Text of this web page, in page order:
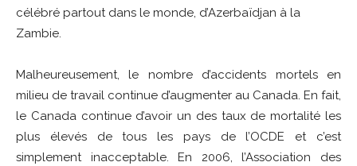
célébré partout dans le monde, d’Azerbaïdjan à la
Zambie.
Malheureusement, le nombre d’accidents mortels en
milieu de travail continue d’augmenter au Canada. En fait,
le Canada continue d’avoir un des taux de mortalité les
plus élevés de tous les pays de l’OCDE et c’est
simplement inacceptable. En 2006, l’Association des